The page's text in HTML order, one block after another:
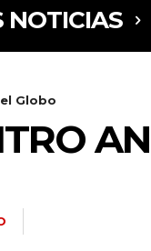
NOTICIAS
Globo